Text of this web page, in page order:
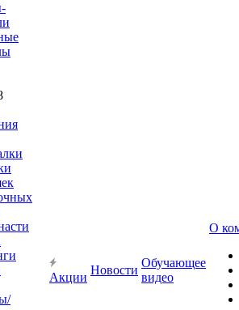
Акции
Новости
Обучающее
видео
О